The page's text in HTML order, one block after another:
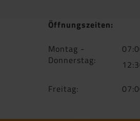
Öffnungszeiten:
Montag -
Donnerstag:
Freitag: